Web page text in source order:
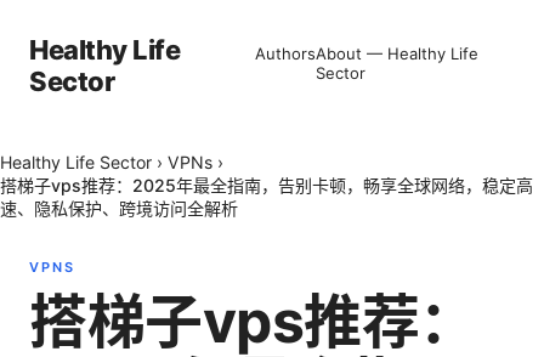
Healthy Life
Sector
AuthorsAbout — Healthy Life
Sector
Healthy Life Sector › VPNs ›
搭梯子vps推荐：2025年最全指南，告别卡顿，畅享全球网络，稳定高
速、隐私保护、跨境访问全解析
VPNS
搭梯子vps推荐：